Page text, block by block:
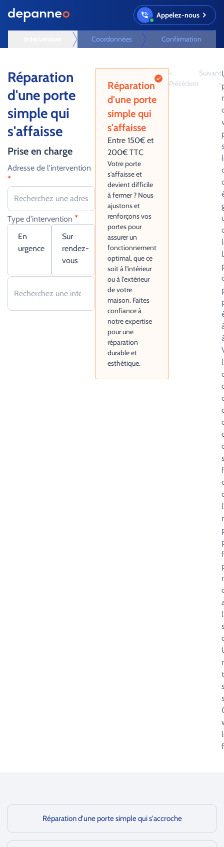
Coordonnées Confirmation
Appelez-nous
Réparation
d'une porte
simple qui
s'affaisse
Prise en charge
Adresse de l'intervention
*
Type d'intervention *
En
urgence
Sur
rendez-
vous
Réparation
d'une porte
simple qui
s'affaisse
Entre 150€ et
200€ TTC
Votre porte
s'affaisse et
devient difficile
à fermer ? Nous
ajustons et
renforçons vos
portes pour
assurer un
fonctionnement
optimal, que ce
soit à l'intérieur
ou à l'extérieur
de votre
maison. Faites
confiance à
notre expertise
pour une
réparation
durable et
esthétique.
<
Précédent
Suivant
>
Réparation d'une porte simple qui s'accroche